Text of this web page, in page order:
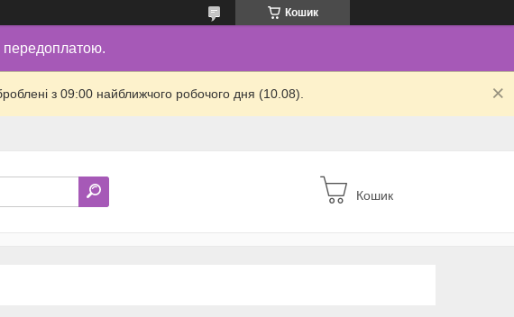
Кошик
передоплатою.
з 09:00 найближчого робочого дня (10.08).
Кошик